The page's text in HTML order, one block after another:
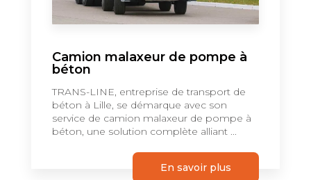
Camion malaxeur de pompe à
béton
TRANS-LINE, entreprise de transport de
béton à Lille, se démarque avec son
service de camion malaxeur de pompe à
béton, une solution complète alliant ...
En savoir plus